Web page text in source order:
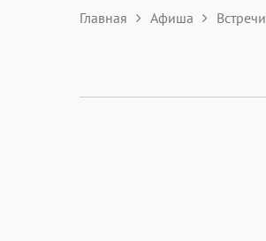
Главная Афиша Встречи